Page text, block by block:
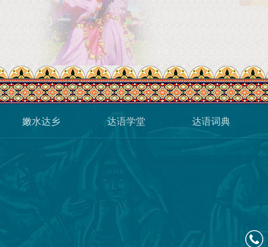
嫩水达乡 达语学堂 达语词典